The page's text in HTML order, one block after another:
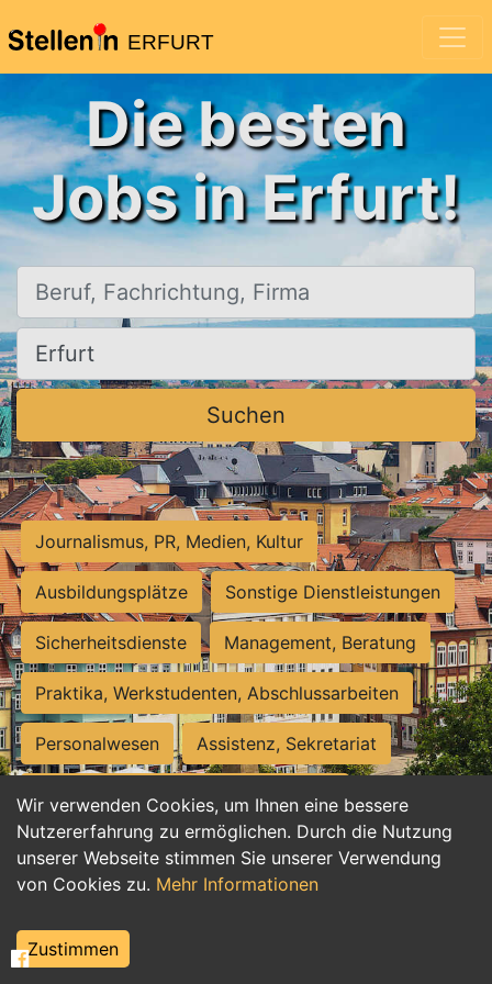
ERFURT
Wir verwenden Cookies, um Ihnen eine bessere
Nutzererfahrung zu ermöglichen. Durch die Nutzung
unserer Webseite stimmen Sie unserer Verwendung
von Cookies zu. Mehr Informationen
Zustimmen
Die besten
Jobs in Erfurt!
Beruf, Fachrichtung, Firma
Ort, Stadt
Suchen
Journalismus, PR, Medien, Kultur
Ausbildungsplätze Sonstige Dienstleistungen
Sicherheitsdienste Management, Beratung
Praktika, Werkstudenten, Abschlussarbeiten
Personalwesen Assistenz, Sekretariat
Hilfskräfte, Aushilfs- und Nebenjobs
Einkauf, Logistik, Materialwirtschaft
Weiterbildung, Studium, duale Ausbildung
Tourismus